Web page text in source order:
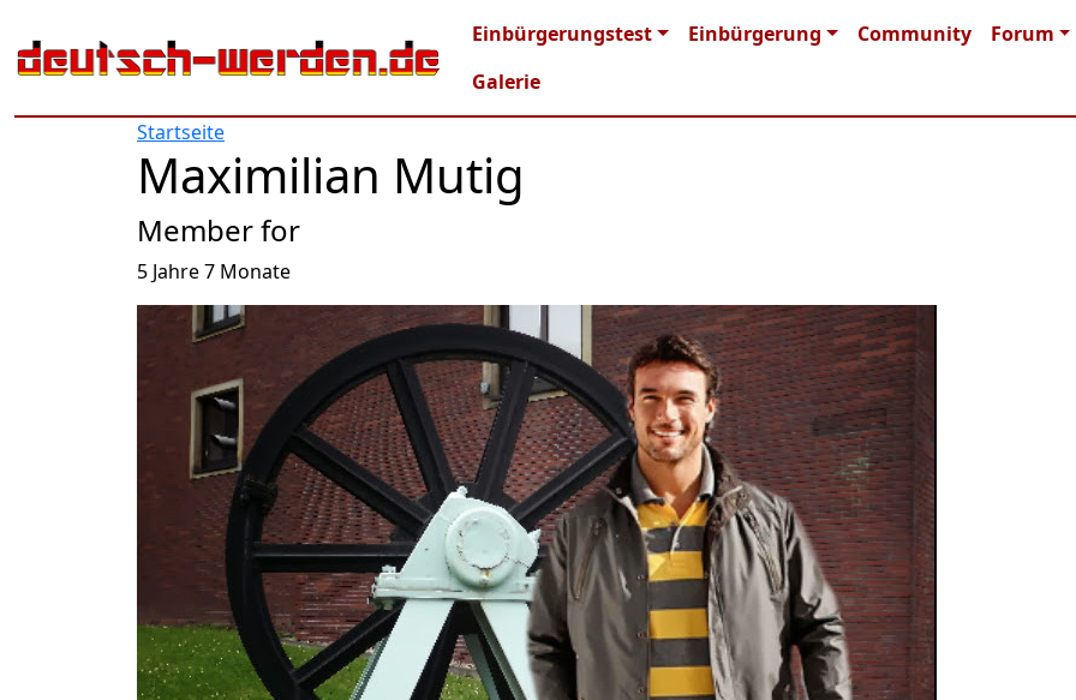
Main navigation
Einbürgerungstest Einbürgerung Community
Forum
Galerie
Startseite
Maximilian Mutig
Member for
5 Jahre 7 Monate